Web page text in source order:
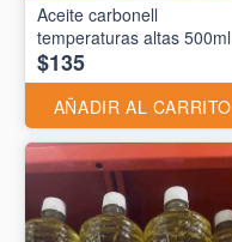
Aceite carbonell
temperaturas altas 500ml
$135
AÑADIR AL CARRITO